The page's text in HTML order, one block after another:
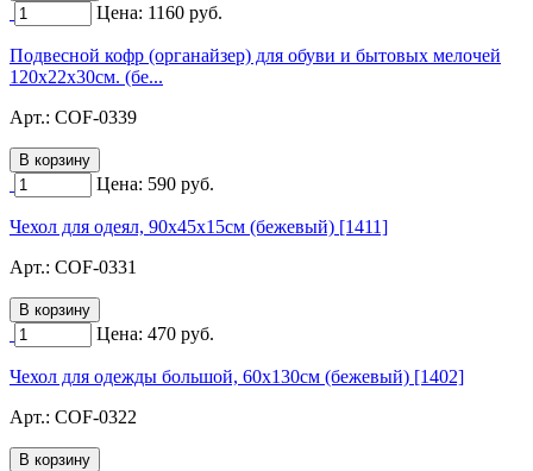
Цена: 1160 руб.
Подвесной кофр (органайзер) для обуви и бытовых мелочей
120х22х30см. (бе...
Арт.: COF-0339
Цена: 590 руб.
Чехол для одеял, 90х45х15см (бежевый) [1411]
Арт.: COF-0331
Цена: 470 руб.
Чехол для одежды большой, 60х130см (бежевый) [1402]
Арт.: COF-0322